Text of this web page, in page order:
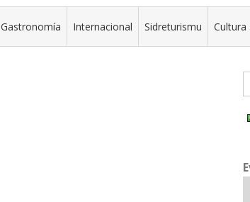
Gastronomía Internacional Sidreturismu Cultura